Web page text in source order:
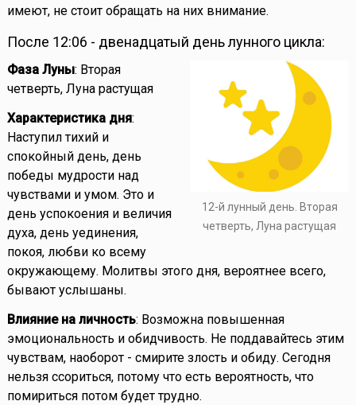
имеют, не стоит обращать на них внимание.
После 12:06 - двенадцатый день лунного цикла:
12-й лунный день. Вторая
четверть, Луна растущая
Фаза Луны: Вторая
четверть, Луна растущая
Характеристика дня:
Наступил тихий и
спокойный день, день
победы мудрости над
чувствами и умом. Это и
день успокоения и величия
духа, день уединения,
покоя, любви ко всему
окружающему. Молитвы этого дня, вероятнее всего,
бывают услышаны.
Влияние на личность: Возможна повышенная
эмоциональность и обидчивость. Не поддавайтесь этим
чувствам, наоборот - смирите злость и обиду. Сегодня
нельзя ссориться, потому что есть вероятность, что
помириться потом будет трудно.